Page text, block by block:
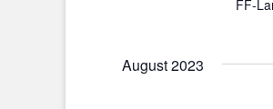
FF-
August 2023